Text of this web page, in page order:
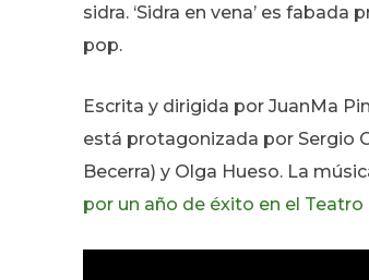
sidra. ‘Sidra en vena’ es
pop.
Escrita y dirigida por JuanMa
está protagonizada por Sergio
Becerra) y Olga Hueso. La
por un año de éxito en el Teatro